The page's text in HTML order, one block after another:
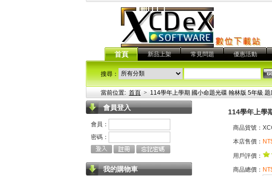
首頁 新品上架 常見問題 優惠活動
搜尋：
當前位置: 首頁 > 114學年上學期 國小命題光碟 翰林版 5年級 題
會員登入
會員：
密碼：
我的購物車
114學年上學
商品貨號：
本店售價：
用戶評價：
商品總價：